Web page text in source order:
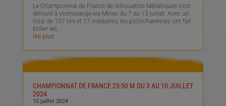
Le Championnat de France de Silhouettes Métalliques s’est
déroulé à Volmerange-les-Mines du 7 au 13 juillet. Avec un
total de 107 tirs et 17 médailles, les pictocharentais ont fait
briller les...
lire plus
CHAMPIONNAT DE FRANCE 25-50 M DU 3 AU 10 JUILLET
2024
15 juillet 2024